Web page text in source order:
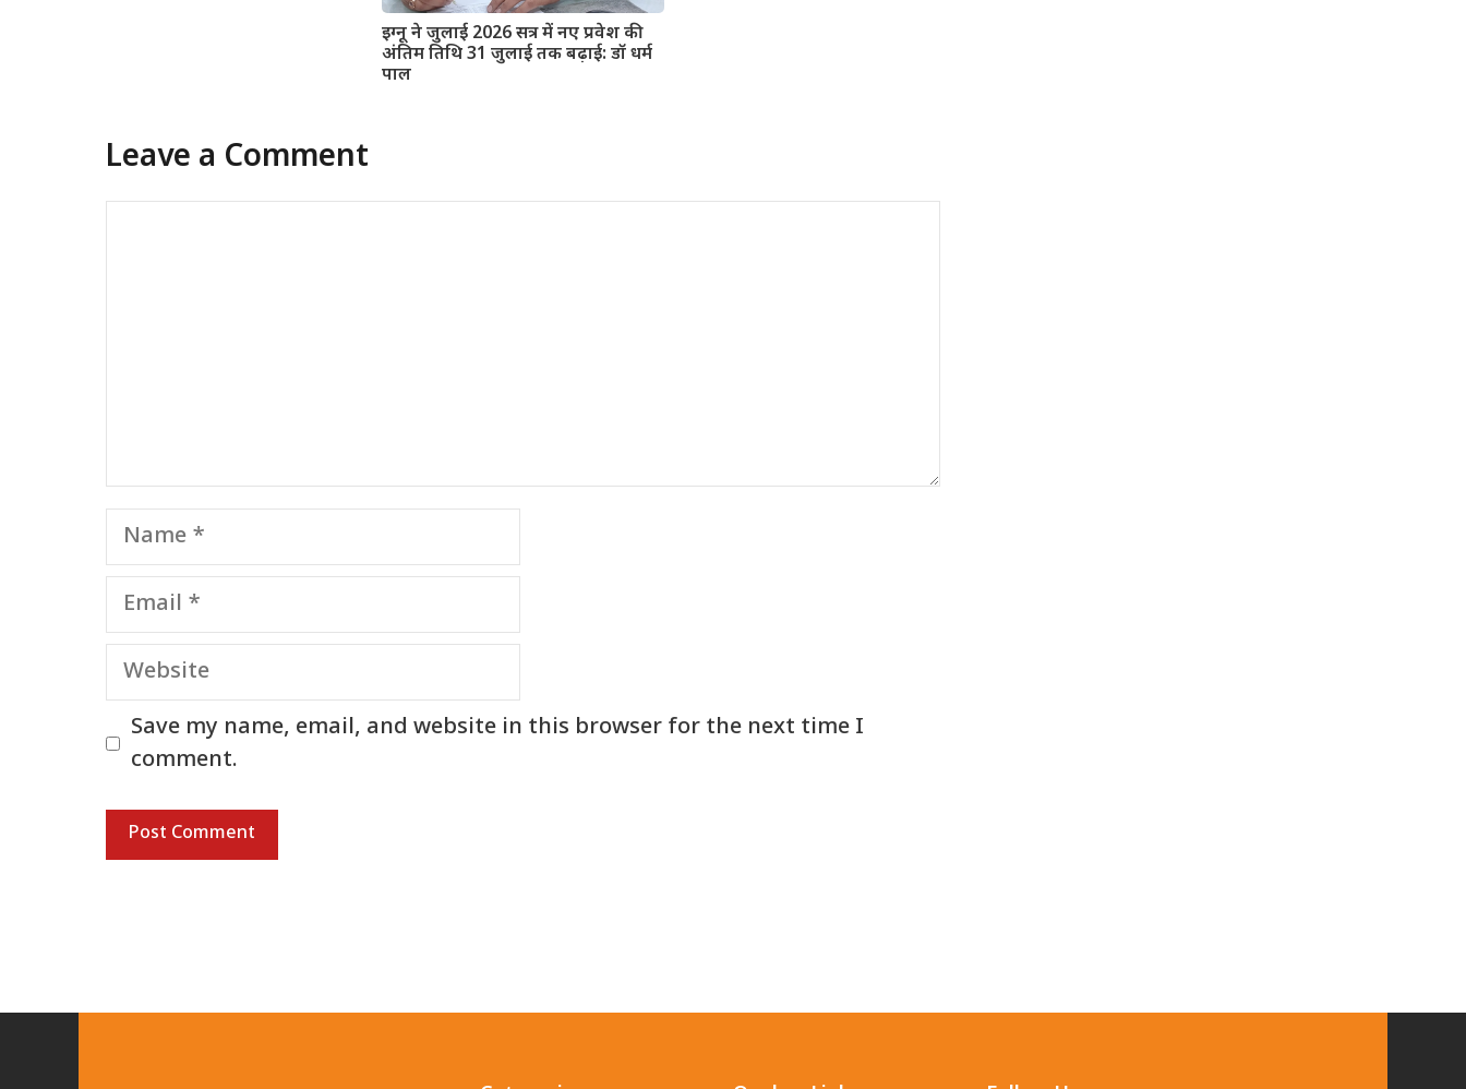
इग्नू ने जुलाई 2026 सत्र में नए प्रवेश की
अंतिम तिथि 31 जुलाई तक बढ़ाई: डॉ धर्म
पाल
Leave a Comment
Name
Email
Website
Save my name, email, and website in this browser for the next time I
comment.